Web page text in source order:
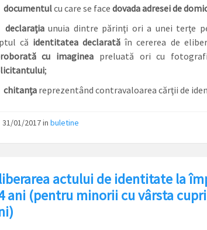
documentulcu care se face dovada adresei de
declaraţiaunuia dintre părinţi ori a unei terţe
că identitatea declaratăîn cererea de
cu imaginea preluată ori cu
;
chitanţareprezentând contravaloarea cărţii de
31/01/2017in buletine
actului de identitate la
ani (pentru minorii cu vârsta